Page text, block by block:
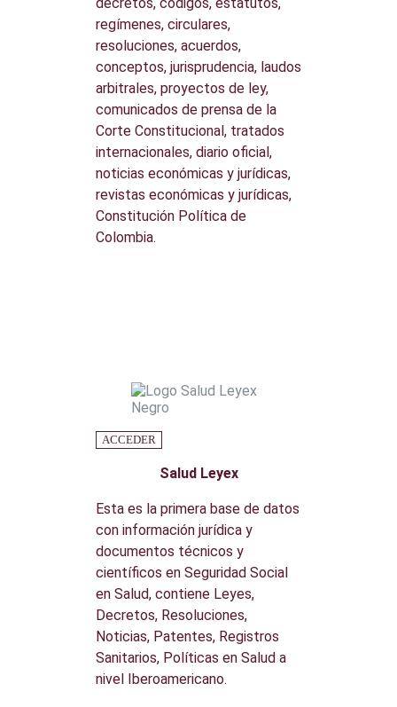
regímenes, circulares,
resoluciones, acuerdos,
conceptos, jurisprudencia, laudos
arbitrales, proyectos de ley,
comunicados de prensa de la
Corte Constitucional, tratados
internacionales, diario oficial,
noticias económicas y jurídicas,
revistas económicas y jurídicas,
Constitución Política de
Colombia.
ACCEDER
Salud Leyex
Esta es la primera base de datos
con información jurídica y
documentos técnicos y
científicos en Seguridad Social
en Salud, contiene Leyes,
Decretos, Resoluciones,
Noticias, Patentes, Registros
Sanitarios, Políticas en Salud a
nivel Iberoamericano.